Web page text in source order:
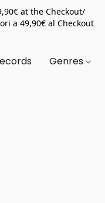
at the Checkout/
a 49,90€ al Checkout
Genres